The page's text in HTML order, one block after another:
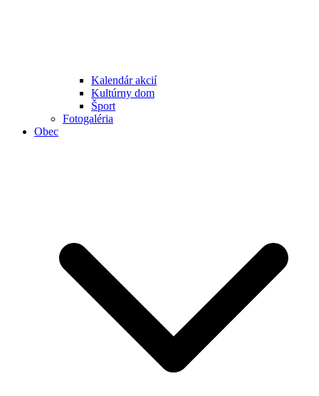
Kalendár akcií
Kultúrny dom
Šport
Fotogaléria
Obec